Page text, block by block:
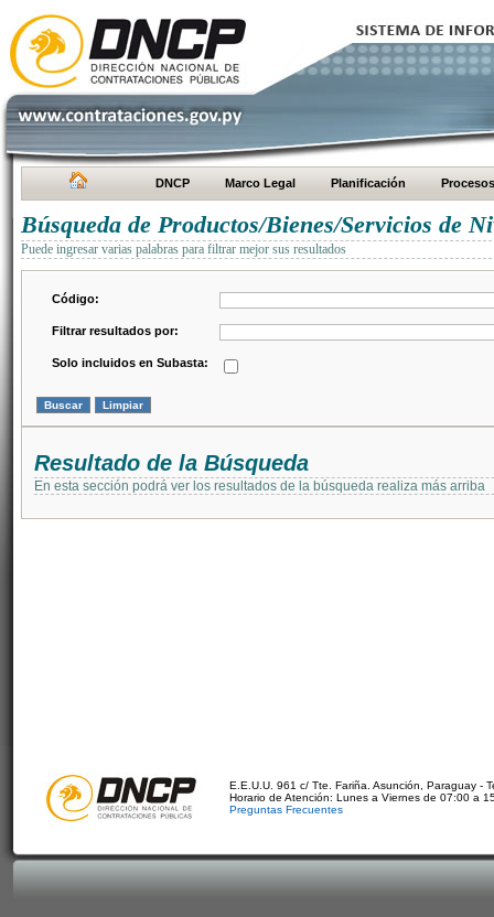
DNCP Marco Legal Planificación Procesos
Búsqueda de Productos/Bienes/Servicios de
Puede ingresar varias palabras para filtrar mejor sus resultados
Código:
Filtrar resultados por:
Solo incluidos en Subasta:
Resultado de la Búsqueda
En esta sección podrá ver los resultados de la búsqueda realiza más arriba
E.E.U.U. 961 c/ Tte. Fariña. Asunción, Paraguay -
Horario de Atención: Lunes a Viernes de 07:00 a
Preguntas Frecuentes